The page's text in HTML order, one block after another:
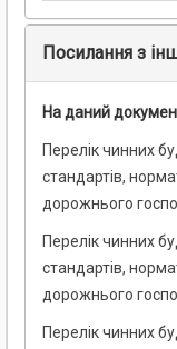
Посилання з
На даний
Перелік чинних
стандартів,
дорожнього
Перелік чинних
стандартів,
дорожнього
Перелік чинних